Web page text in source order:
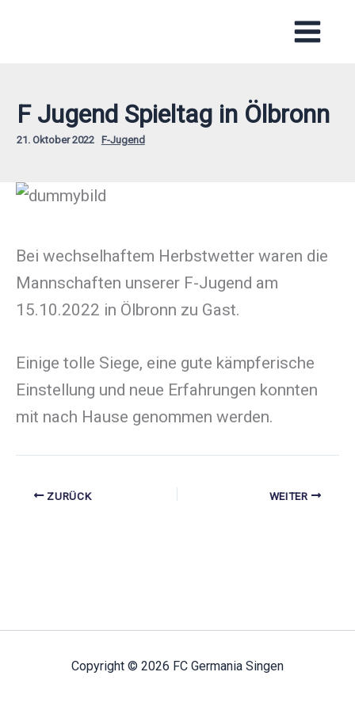
F Jugend Spieltag in Ölbronn
21. Oktober 2022 F-Jugend
Bei wechselhaftem Herbstwetter waren die
Mannschaften unserer F-Jugend am
15.10.2022 in Ölbronn zu Gast.
Einige tolle Siege, eine gute kämpferische
Einstellung und neue Erfahrungen konnten
mit nach Hause genommen werden.
ZURÜCK WEITER
Copyright © 2026 FC Germania Singen